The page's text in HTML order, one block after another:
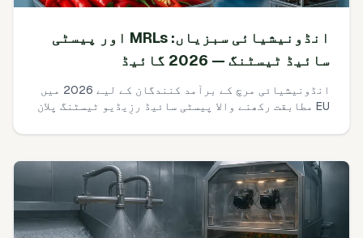
انڈونیشیائی سبزیاں: MRLs اور پیسٹی
سائیڈ ٹیسٹنگ — 2026 گائیڈ
انڈونیشیائی مرچ کے برآمد کنندگان کے لیے 2026 میں
EU مطابقت رکھنے والا پیسٹی سائیڈ رزِیڈیو ٹیسٹنگ پلان
کتنی کم سطح تک جائیں، کتنے سیمپلز، کون سی لیبز،
دستاویزات توقع کرتے ہیں۔